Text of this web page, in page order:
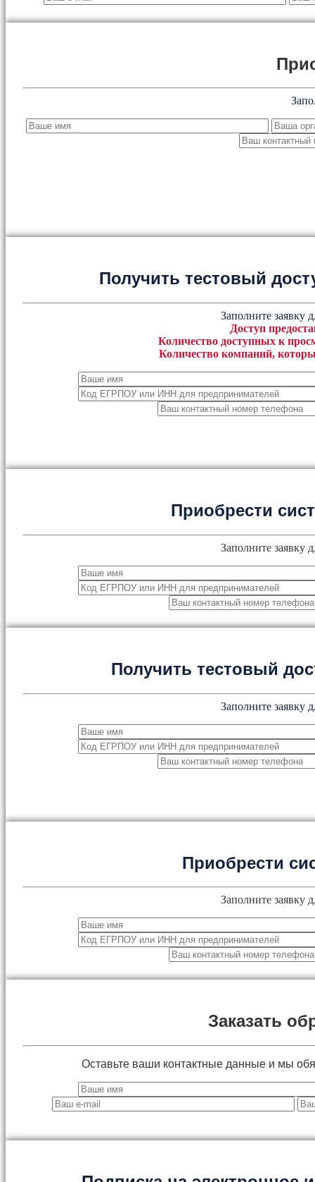
Получить тестовый
Заполните заявку
Доступ
Количество доступных к
Количество компаний,
Приобрести
Заполните заявку
Получить тестовый
Заполните заявку
Приобрести
Заполните заявку
Заказать
Оставьте ваши контактные данные и мы